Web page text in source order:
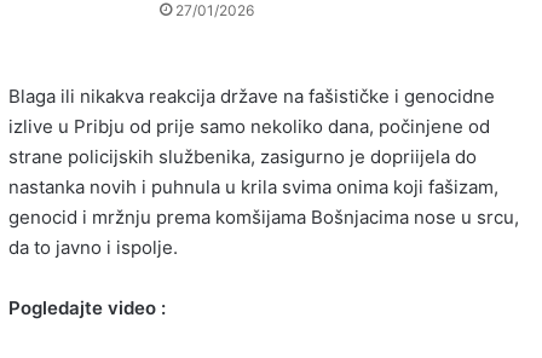
27/01/2026
Blaga ili nikakva reakcija države na fašističke i genocidne
izlive u Pribju od prije samo nekoliko dana, počinjene od
strane policijskih službenika, zasigurno je dopriijela do
nastanka novih i puhnula u krila svima onima koji fašizam,
genocid i mržnju prema komšijama Bošnjacima nose u srcu,
da to javno i ispolje.
Pogledajte video :